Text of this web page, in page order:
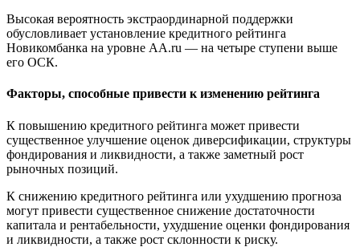
Высокая вероятность экстраординарной поддержки
обусловливает установление кредитного рейтинга
Новикомбанка на уровне AA.ru — на четыре ступени выше
его ОСК.
Факторы, способные привести к изменению рейтинга
К повышению кредитного рейтинга может привести
существенное улучшение оценок диверсификации, структуры
фондирования и ликвидности, а также заметный рост
рыночных позиций.
К снижению кредитного рейтинга или ухудшению прогноза
могут привести существенное снижение достаточности
капитала и рентабельности, ухудшение оценки фондирования
и ликвидности, а также рост склонности к риску.